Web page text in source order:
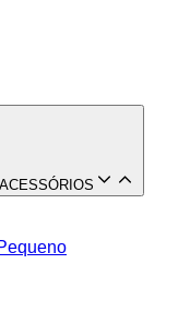
ACESSÓRIOS